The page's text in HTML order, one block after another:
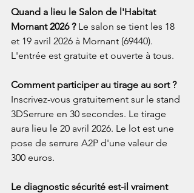
Quand a lieu le Salon de l'Habitat
Mornant 2026 ? Le salon se tient les 18
et 19 avril 2026 à Mornant (69440).
L'entrée est gratuite et ouverte à tous.
Comment participer au tirage au sort ?
Inscrivez-vous gratuitement sur le stand
3DSerrure en 30 secondes. Le tirage
aura lieu le 20 avril 2026. Le lot est une
pose de serrure A2P d'une valeur de
300 euros.
Le diagnostic sécurité est-il vraiment